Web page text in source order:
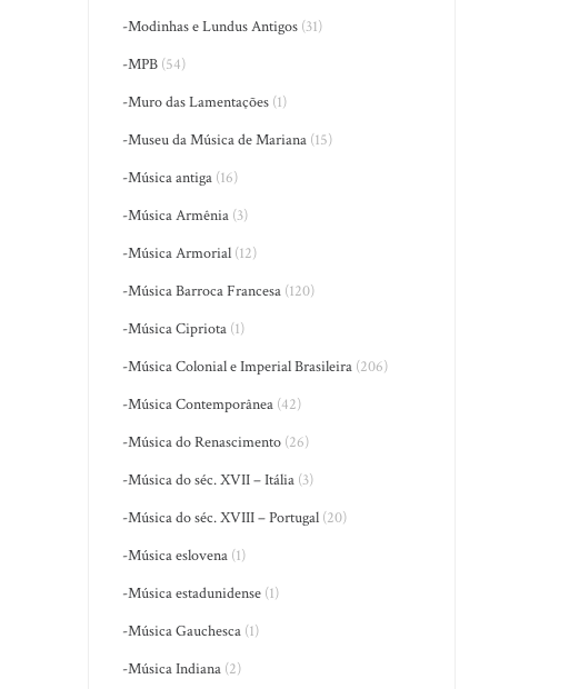
-Modinhas e Lundus Antigos (31)
-MPB (54)
-Muro das Lamentações (1)
-Museu da Música de Mariana (15)
-Música antiga (16)
-Música Armênia (3)
-Música Armorial (12)
-Música Barroca Francesa (120)
-Música Cipriota (1)
-Música Colonial e Imperial Brasileira (206)
-Música Contemporânea (42)
-Música do Renascimento (26)
-Música do séc. XVII – Itália (3)
-Música do séc. XVIII – Portugal (20)
-Música eslovena (1)
-Música estadunidense (1)
-Música Gauchesca (1)
-Música Indiana (2)